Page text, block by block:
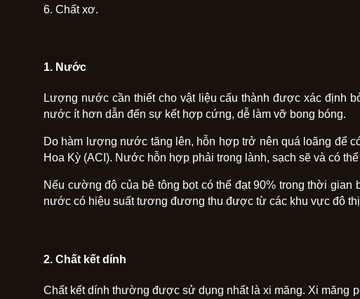
6. Chất xơ.
1. Nước
Lượng nước cần thiết cho vật liệu cấu thành được xác định
nước ít hơn dẫn đến sự kết hợp cứng, dễ làm vỡ bong bóng.
Do hàm lượng nước tăng lên, hỗn hợp trở nên quá loãng để
Hoa Kỳ (ACI). Nước hỗn hợp phải trong lành, sạch sẽ và có
Nếu cường độ của bê tông bọt có thể đạt 90% trong thời
nước có hiệu suất tương đương thu được từ các khu vực đô
2. Chất kết dính
Chất kết dính thường được sử dụng nhất là xi măng. Xi măng